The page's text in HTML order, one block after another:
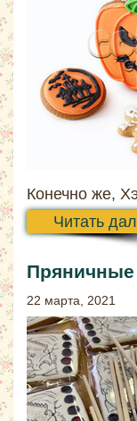
Конечно же,
Читать
Пряничные
22 марта, 2021